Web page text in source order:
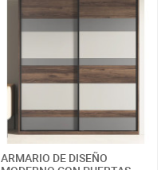
ARMARIO DE DISEÑO